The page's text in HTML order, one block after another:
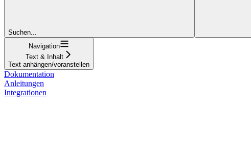
Suchen...
Navigation
Text & Inhalt
Text anhängen/voranstellen
Dokumentation
Anleitungen
Integrationen